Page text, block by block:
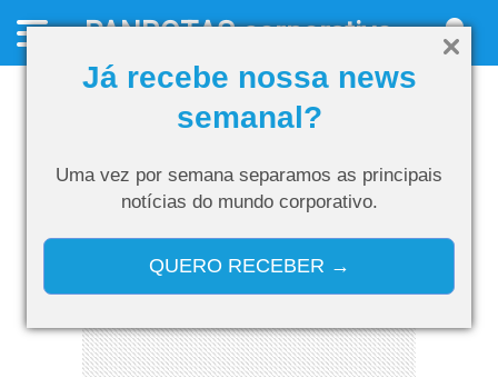
Já recebe nossa news
semanal?
Uma vez por semana separamos as principais
notícias do mundo corporativo.
QUERO RECEBER →
PANROTAScorporativo